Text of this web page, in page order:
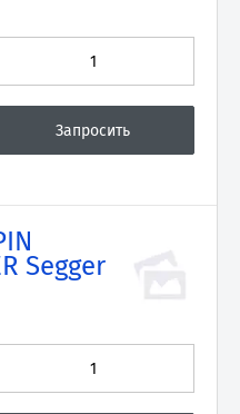
Segger